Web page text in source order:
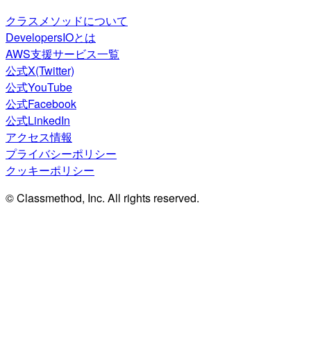
クラスメソッドについて
DevelopersIOとは
AWS支援サービス一覧
公式X(Twitter)
公式YouTube
公式Facebook
公式LinkedIn
アクセス情報
プライバシーポリシー
クッキーポリシー
© Classmethod, Inc. All rights reserved.